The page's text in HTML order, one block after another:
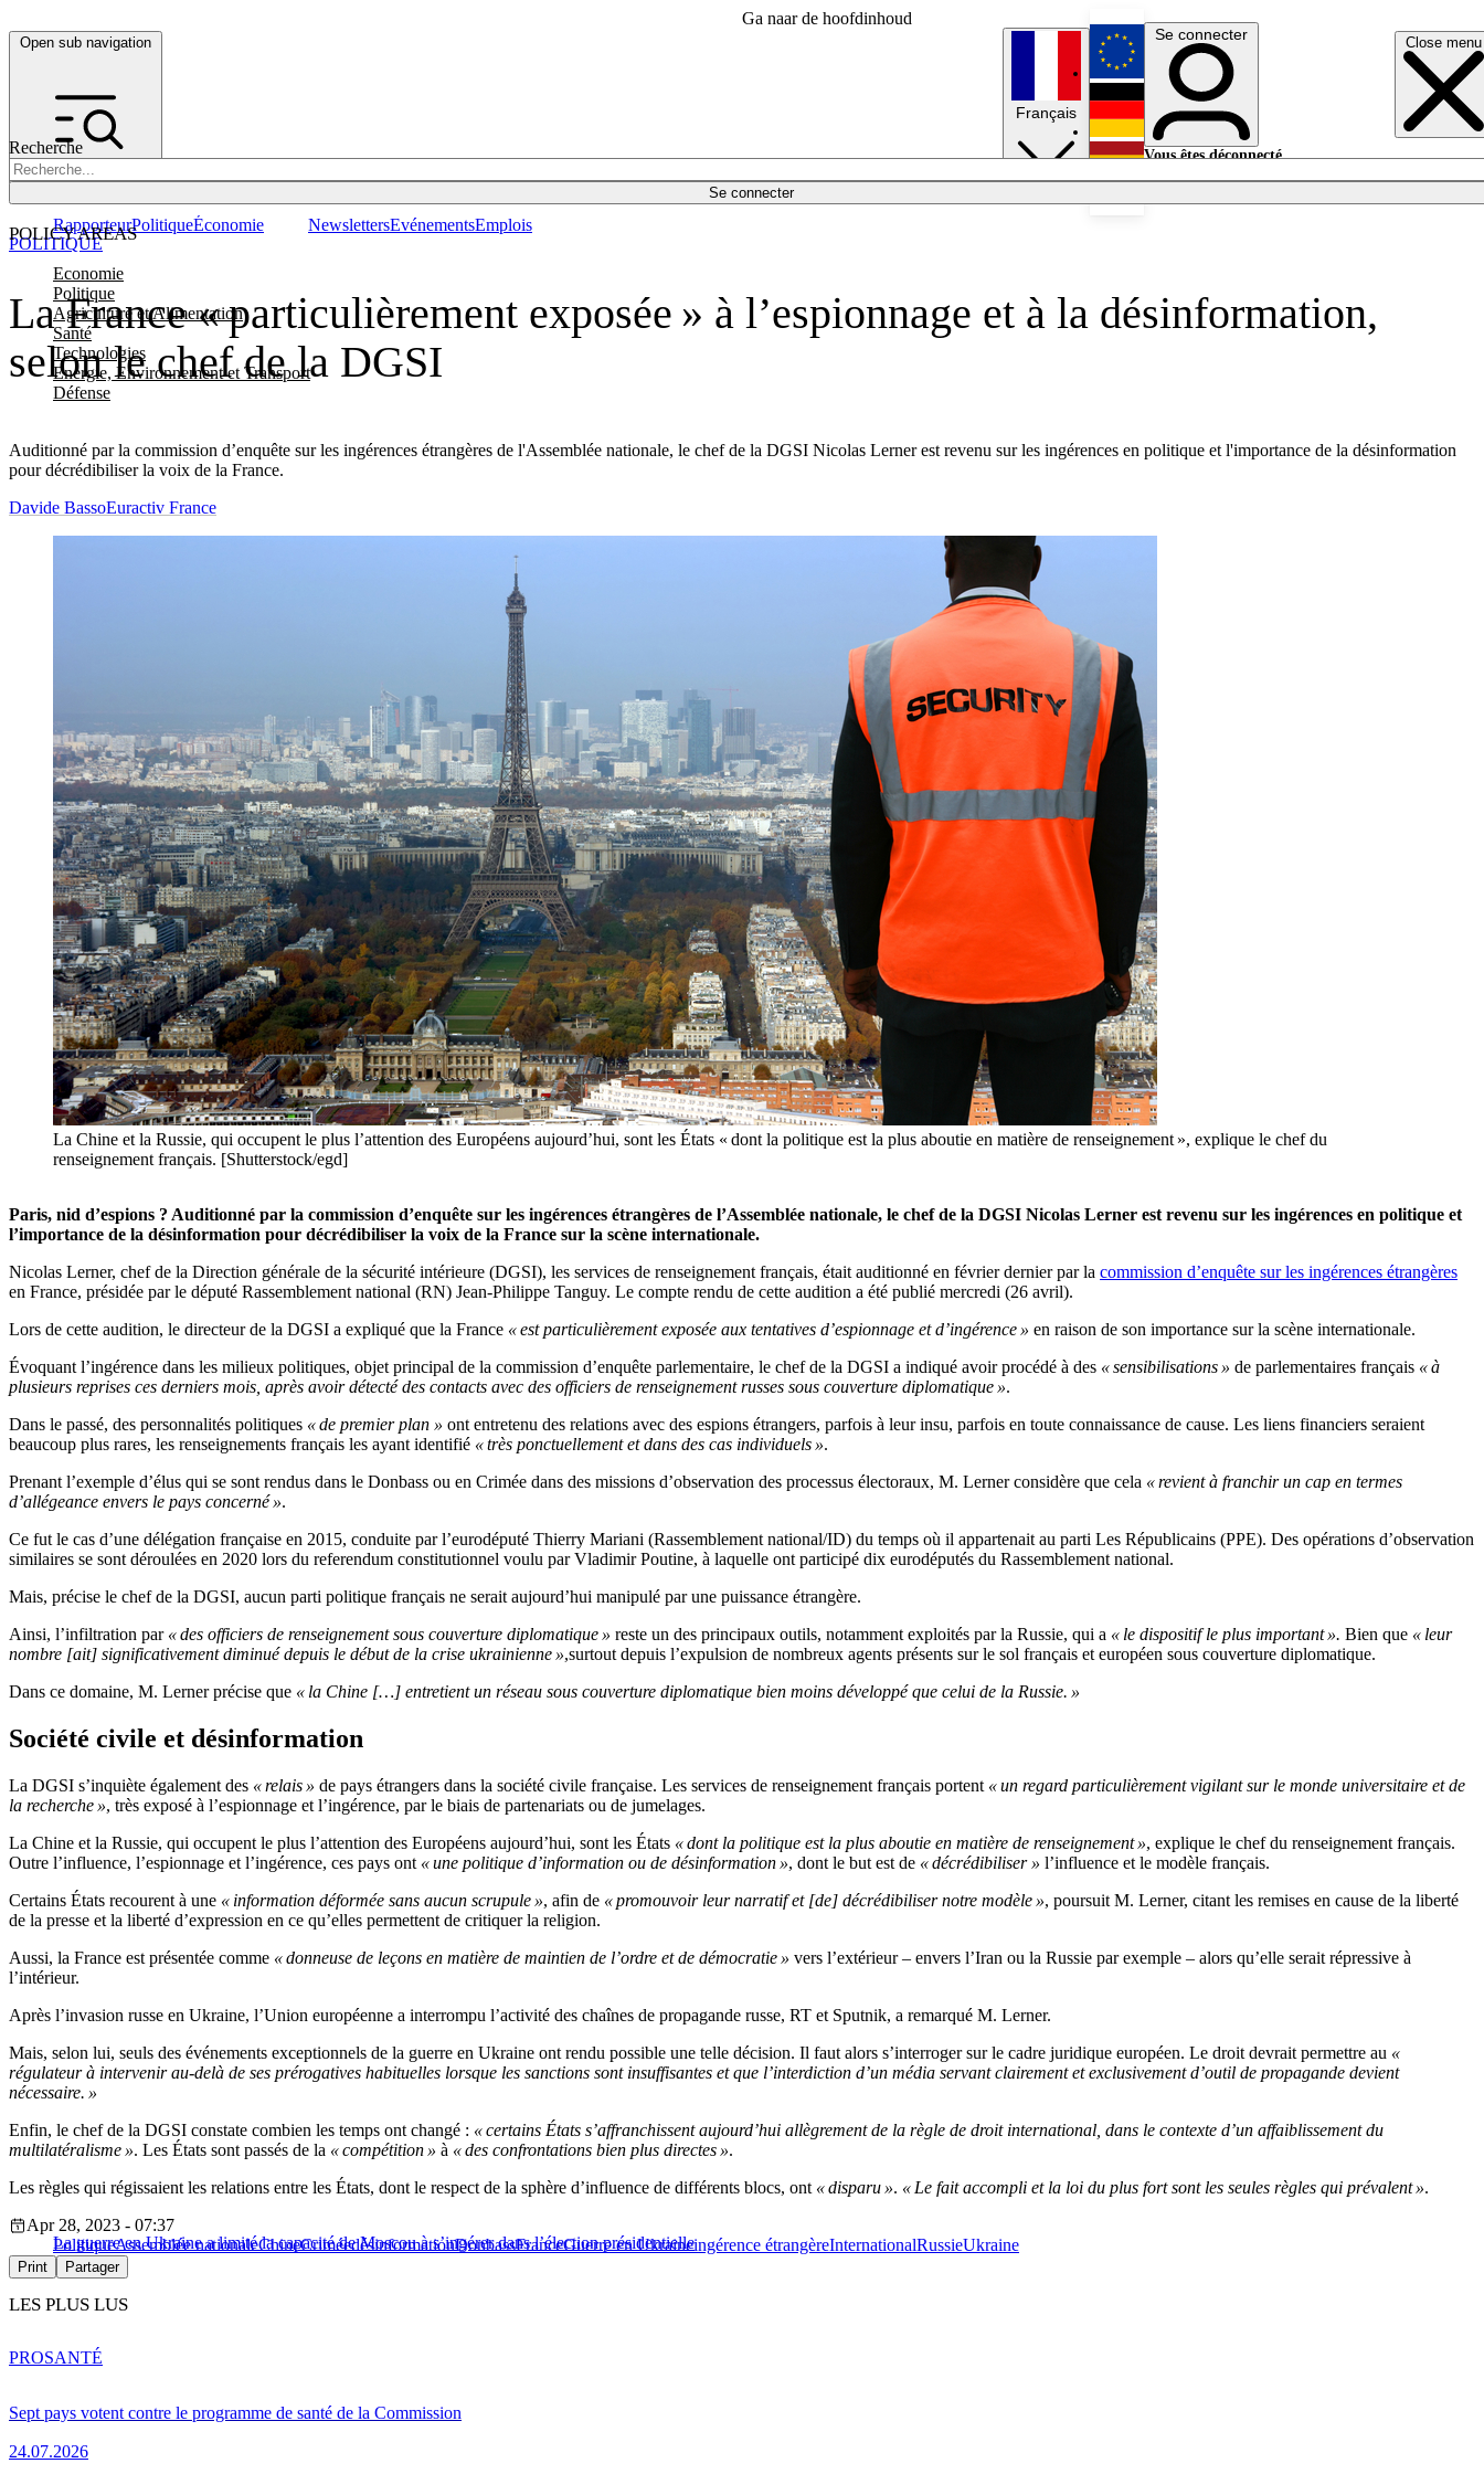
Ga naar de hoofdinhoud
Open sub navigation Close menu
Recherche
Se connecter
POLICY AREAS
Economie
Politique
Agriculture et Alimentation
Santé
Technologies
Energie, Environnement et Transport
Défense
RapporteurPolitiqueÉconomie NewslettersEvénementsEmplois
Français
English
Deutsch
Se connecter
Vous êtes déconnecté.
La France « particulièrement exposée » à l’espionnage et à la désinformation,
selon le chef de la DGSI
Auditionné par la commission d’enquête sur les ingérences étrangères de l'Assemblée nationale, le chef de la DGSI Nicolas Lerner est revenu sur les ingérences en politique et l'importance de la désinformation
pour décrédibiliser la voix de la France.
POLITIQUE
Davide BassoEuractiv France
La Chine et la Russie, qui occupent le plus l’attention des Européens aujourd’hui, sont les États « dont la politique est la plus aboutie en matière de renseignement », explique le chef du
renseignement français. [Shutterstock/egd]
Paris, nid d’espions ? Auditionné par la commission d’enquête sur les ingérences étrangères de l’Assemblée nationale, le chef de la DGSI Nicolas Lerner est revenu sur les ingérences en politique et
l’importance de la désinformation pour décrédibiliser la voix de la France sur la scène internationale.
Nicolas Lerner, chef de la Direction générale de la sécurité intérieure (DGSI), les services de renseignement français, était auditionné en février dernier par la commission d’enquête sur les ingérences étrangères
en France, présidée par le député Rassemblement national (RN) Jean-Philippe Tanguy. Le compte rendu de cette audition a été publié mercredi (26 avril).
Lors de cette audition, le directeur de la DGSI a expliqué que la France « est particulièrement exposée aux tentatives d’espionnage et d’ingérence » en raison de son importance sur la scène internationale.
Évoquant l’ingérence dans les milieux politiques, objet principal de la commission d’enquête parlementaire, le chef de la DGSI a indiqué avoir procédé à des « sensibilisations » de parlementaires français « à
plusieurs reprises ces derniers mois, après avoir détecté des contacts avec des officiers de renseignement russes sous couverture diplomatique ».
Dans le passé, des personnalités politiques « de premier plan » ont entretenu des relations avec des espions étrangers, parfois à leur insu, parfois en toute connaissance de cause. Les liens financiers seraient
beaucoup plus rares, les renseignements français les ayant identifié « très ponctuellement et dans des cas individuels ».
Prenant l’exemple d’élus qui se sont rendus dans le Donbass ou en Crimée dans des missions d’observation des processus électoraux, M. Lerner considère que cela « revient à franchir un cap en termes
d’allégeance envers le pays concerné ».
Ce fut le cas d’une délégation française en 2015, conduite par l’eurodéputé Thierry Mariani (Rassemblement national/ID) du temps où il appartenait au parti Les Républicains (PPE). Des opérations d’observation
similaires se sont déroulées en 2020 lors du referendum constitutionnel voulu par Vladimir Poutine, à laquelle ont participé dix eurodéputés du Rassemblement national.
Mais, précise le chef de la DGSI, aucun parti politique français ne serait aujourd’hui manipulé par une puissance étrangère.
Ainsi, l’infiltration par « des officiers de renseignement sous couverture diplomatique » reste un des principaux outils, notamment exploités par la Russie, qui a « le dispositif le plus important ». Bien que « leur
nombre [ait] significativement diminué depuis le début de la crise ukrainienne »,surtout depuis l’expulsion de nombreux agents présents sur le sol français et européen sous couverture diplomatique.
Dans ce domaine, M. Lerner précise que « la Chine […] entretient un réseau sous couverture diplomatique bien moins développé que celui de la Russie. »
Société civile et désinformation
La DGSI s’inquiète également des « relais » de pays étrangers dans la société civile française. Les services de renseignement français portent « un regard particulièrement vigilant sur le monde universitaire et de
la recherche », très exposé à l’espionnage et l’ingérence, par le biais de partenariats ou de jumelages.
La Chine et la Russie, qui occupent le plus l’attention des Européens aujourd’hui, sont les États « dont la politique est la plus aboutie en matière de renseignement », explique le chef du renseignement français.
Outre l’influence, l’espionnage et l’ingérence, ces pays ont « une politique d’information ou de désinformation », dont le but est de « décrédibiliser » l’influence et le modèle français.
Certains États recourent à une « information déformée sans aucun scrupule », afin de « promouvoir leur narratif et [de] décrédibiliser notre modèle », poursuit M. Lerner, citant les remises en cause de la liberté
de la presse et la liberté d’expression en ce qu’elles permettent de critiquer la religion.
Aussi, la France est présentée comme « donneuse de leçons en matière de maintien de l’ordre et de démocratie » vers l’extérieur – envers l’Iran ou la Russie par exemple – alors qu’elle serait répressive à
l’intérieur.
Après l’invasion russe en Ukraine, l’Union européenne a interrompu l’activité des chaînes de propagande russe, RT et Sputnik, a remarqué M. Lerner.
Mais, selon lui, seuls des événements exceptionnels de la guerre en Ukraine ont rendu possible une telle décision. Il faut alors s’interroger sur le cadre juridique européen. Le droit devrait permettre au «
régulateur à intervenir au-delà de ses prérogatives habituelles lorsque les sanctions sont insuffisantes et que l’interdiction d’un média servant clairement et exclusivement d’outil de propagande devient
nécessaire. »
Enfin, le chef de la DGSI constate combien les temps ont changé : « certains États s’affranchissent aujourd’hui allègrement de la règle de droit international, dans le contexte d’un affaiblissement du
multilatéralisme ». Les États sont passés de la « compétition » à « des confrontations bien plus directes ».
Les règles qui régissaient les relations entre les États, dont le respect de la sphère d’influence de différents blocs, ont « disparu ». « Le fait accompli et la loi du plus fort sont les seules règles qui prévalent ».
La guerre en Ukraine a limité la capacité de Moscou à s’ingérer dans l’élection présidentielle
Apr 28, 2023 - 07:37
PolitiqueAssemblée nationaleChineCriméedésinformationDonbassFranceGuerre en Ukraineingérence étrangèreInternationalRussieUkraine
Print Partager
LES PLUS LUS
Sept pays votent contre le programme de santé de la Commission
24.07.2026
PROSANTÉ